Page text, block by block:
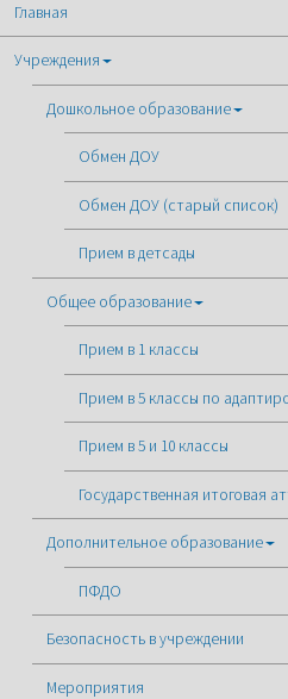
Главная
Учреждения
Дошкольное образование
Обмен ДОУ
Обмен ДОУ (старый список)
Прием в детсады
Общее образование
Прием в 1 классы
Прием в 5 классы по
Прием в 5 и 10 классы
Государственная итоговая
Дополнительное образование
ПФДО
Безопасность в учреждении
Мероприятия